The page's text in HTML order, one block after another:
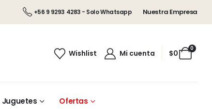
+56 9 9293 4283 - Solo Whatsapp Nuestra Empresa
Wishlist Mi cuenta
0
$0
Juguetes Ofertas